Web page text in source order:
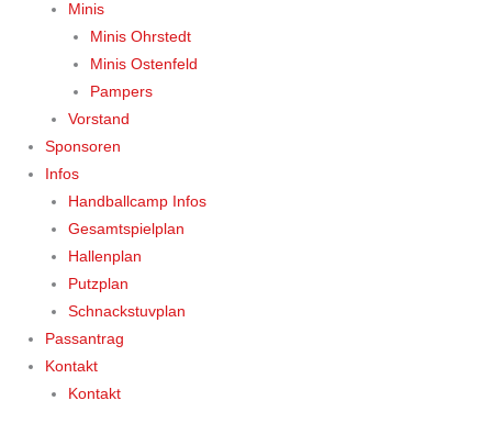
Minis
Minis Ohrstedt
Minis Ostenfeld
Pampers
Vorstand
Sponsoren
Infos
Handballcamp Infos
Gesamtspielplan
Hallenplan
Putzplan
Schnackstuvplan
Passantrag
Kontakt
Kontakt